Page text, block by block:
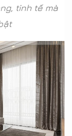
tinh tế mà